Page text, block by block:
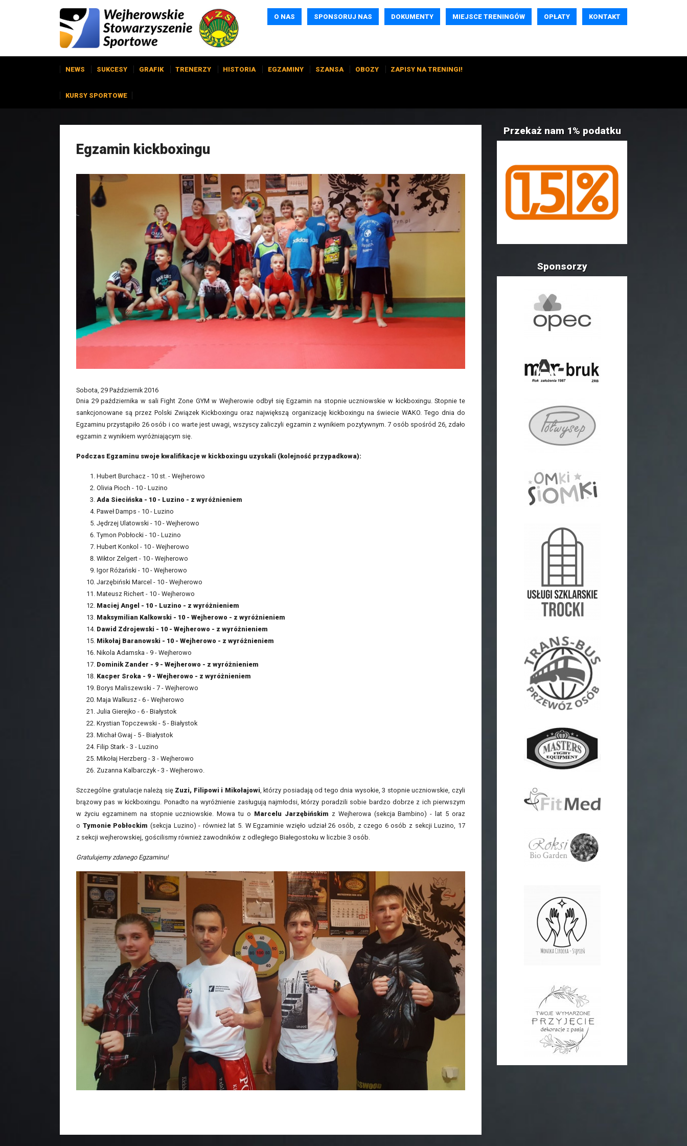
O NAS SPONSORUJ NAS DOKUMENTY MIEJSCE TRENINGÓW OPŁATY KONTAKT
NEWS SUKCESY GRAFIK TRENERZY HISTORIA EGZAMINY SZANSA OBOZY ZAPISY NA TRENINGI!
KURSY SPORTOWE
Egzamin kickboxingu
Sobota, 29 Październik 2016
Dnia 29 października w sali Fight Zone GYM w Wejherowie odbył się Egzamin na stopnie uczniowskie w kickboxingu. Stopnie te
sankcjonowane są przez Polski Związek Kickboxingu oraz największą organizację kickboxingu na świecie WAKO. Tego dnia do
Egzaminu przystąpiło 26 osób i co warte jest uwagi, wszyscy zaliczyli egzamin z wynikiem pozytywnym. 7 osób spośród 26, zdało
egzamin z wynikiem wyróżniającym się.
Podczas Egzaminu swoje kwalifikacje w kickboxingu uzyskali (kolejność przypadkowa):
Hubert Burchacz - 10 st. - Wejherowo
Olivia Pioch - 10 - Luzino
Ada Siecińska - 10 - Luzino - z wyróżnieniem
Paweł Damps - 10 - Luzino
Jędrzej Ulatowski - 10 - Wejherowo
Tymon Pobłocki - 10 - Luzino
Hubert Konkol - 10 - Wejherowo
Wiktor Zelgert - 10 - Wejherowo
Igor Różański - 10 - Wejherowo
Jarzębiński Marcel - 10 - Wejherowo
Mateusz Richert - 10 - Wejherowo
Maciej Angel - 10 - Luzino - z wyróżnieniem
Maksymilian Kalkowski - 10 - Wejherowo - z wyróżnieniem
Dawid Zdrojewski - 10 - Wejherowo - z wyróżnieniem
Mikołaj Baranowski - 10 - Wejherowo - z wyróżnieniem
Nikola Adamska - 9 - Wejherowo
Dominik Zander - 9 - Wejherowo - z wyróżnieniem
Kacper Sroka - 9 - Wejherowo - z wyróżnieniem
Borys Maliszewski - 7 - Wejherowo
Maja Walkusz - 6 - Wejherowo
Julia Gierejko - 6 - Białystok
Krystian Topczewski - 5 - Białystok
Michał Gwaj - 5 - Białystok
Filip Stark - 3 - Luzino
Mikołaj Herzberg - 3 - Wejherowo
Zuzanna Kalbarczyk - 3 - Wejherowo.
Szczególne gratulacje należą się Zuzi, Filipowi i Mikołajowi, którzy posiadają od tego dnia wysokie, 3 stopnie uczniowskie, czyli
brązowy pas w kickboxingu. Ponadto na wyróżnienie zasługują najmłodsi, którzy poradzili sobie bardzo dobrze z ich pierwszym
w życiu egzaminem na stopnie uczniowskie. Mowa tu o Marcelu Jarzębińskim z Wejherowa (sekcja Bambino) - lat 5 oraz
o Tymonie Pobłockim (sekcja Luzino) - również lat 5. W Egzaminie wzięło udział 26 osób, z czego 6 osób z sekcji Luzino, 17
z sekcji wejherowskiej, gościlismy również zawodników z odległego Białegostoku w liczbie 3 osób.
Gratulujemy zdanego Egzaminu!
Przekaż nam 1% podatku
Sponsorzy